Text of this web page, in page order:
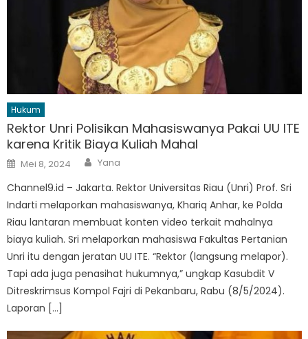
Hukum
Rektor Unri Polisikan Mahasiswanya Pakai UU ITE
karena Kritik Biaya Kuliah Mahal
Posted
on
Mei 8, 2024 Author
Yana
Channel9.id – Jakarta. Rektor Universitas Riau (Unri) Prof. Sri
Indarti melaporkan mahasiswanya, Khariq Anhar, ke Polda
Riau lantaran membuat konten video terkait mahalnya
biaya kuliah. Sri melaporkan mahasiswa Fakultas Pertanian
Unri itu dengan jeratan UU ITE. “Rektor (langsung melapor).
Tapi ada juga penasihat hukumnya,” ungkap Kasubdit V
Ditreskrimsus Kompol Fajri di Pekanbaru, Rabu (8/5/2024).
Laporan […]